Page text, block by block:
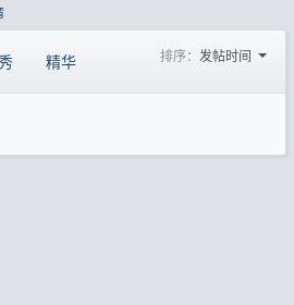
精华 排序： 发帖时间